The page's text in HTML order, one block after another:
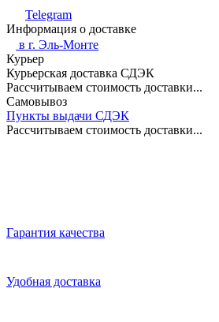
Telegram
Информация о доставке
в г. Эль-Монте
Курьер
Курьерская доставка СДЭК
Рассчитываем стоимость доставки...
Самовывоз
Пункты выдачи СДЭК
Рассчитываем стоимость доставки...
Гарантия качества
Удобная доставка